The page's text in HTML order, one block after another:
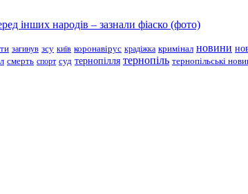
інших народів – зазнали фіаско (фото)
загинув зсу київ коронавірус крадіжка кримінал новини
смерть спорт суд тернопілля тернопіль тернопільські